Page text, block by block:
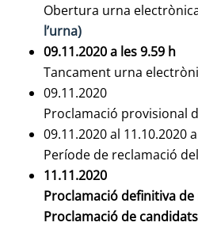
Obertura urna
l’urna)
09.11.2020 a les 9.59 h
Tancament urna
09.11.2020
Proclamació provisional
09.11.2020 al 11.10.2020
Període de reclamació
11.11.2020
Proclamació definitiva
Proclamació de candidats